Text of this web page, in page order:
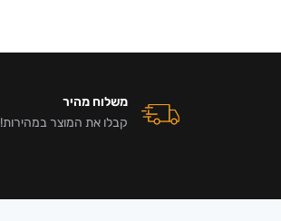
משלוח מהיר
קבלו את המוצר במהירות!